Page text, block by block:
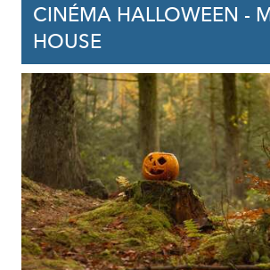
CINÉMA HALLOWEEN -
HOUSE